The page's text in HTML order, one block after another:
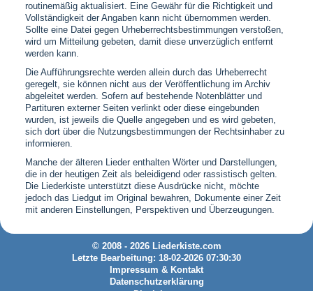
routinemäßig aktualisiert. Eine Gewähr für die Richtigkeit und
Vollständigkeit der Angaben kann nicht übernommen werden.
Sollte eine Datei gegen Urheberrechtsbestimmungen verstoßen,
wird um Mitteilung gebeten, damit diese unverzüglich entfernt
werden kann.
Die Aufführungsrechte werden allein durch das Urheberrecht
geregelt, sie können nicht aus der Veröffentlichung im Archiv
abgeleitet werden. Sofern auf bestehende Notenblätter und
Partituren externer Seiten verlinkt oder diese eingebunden
wurden, ist jeweils die Quelle angegeben und es wird gebeten,
sich dort über die Nutzungsbestimmungen der Rechtsinhaber zu
informieren.
Manche der älteren Lieder enthalten Wörter und Darstellungen,
die in der heutigen Zeit als beleidigend oder rassistisch gelten.
Die Liederkiste unterstützt diese Ausdrücke nicht, möchte
jedoch das Liedgut im Original bewahren, Dokumente einer Zeit
mit anderen Einstellungen, Perspektiven und Überzeugungen.
© 2008 - 2026 Liederkiste.com
Letzte Bearbeitung: 18-02-2026 07:30:30
Impressum & Kontakt
Datenschutzerklärung